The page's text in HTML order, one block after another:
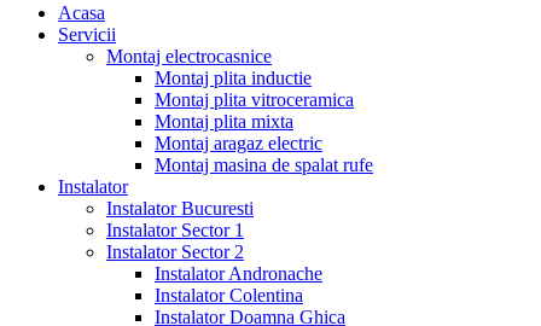
Acasa
Servicii
Montaj electrocasnice
Montaj plita inductie
Montaj plita vitroceramica
Montaj plita mixta
Montaj aragaz electric
Montaj masina de spalat rufe
Instalator
Instalator Bucuresti
Instalator Sector 1
Instalator Sector 2
Instalator Andronache
Instalator Colentina
Instalator Doamna Ghica